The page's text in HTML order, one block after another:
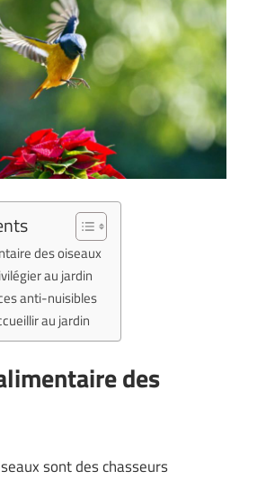
des oiseaux
au jardin
anti-nuisibles
au jardin
des
sont des chasseurs